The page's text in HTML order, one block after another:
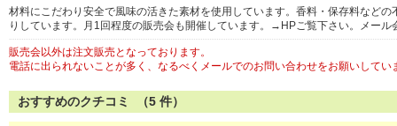
材料にこだわり安全で風味の活きた素材を使用しています。香料・保存料など
りしています。月1回程度の販売会も開催しています。→HPご覧下さい。メール
販売会以外は注文販売となっております。
電話に出られないことが多く、なるべくメールでのお問い合わせをお願いしてい
おすすめのクチコミ （5 件）